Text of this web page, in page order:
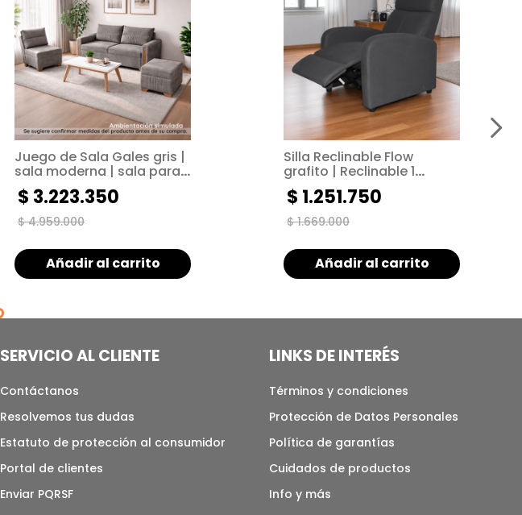
Juego de Sala Gales gris |
sala moderna | sala para
espacios pequeños
$ 4.959.000
$ 3.223.350
Añadir al carrito
Silla Reclinable Flow
grafito | Reclinable 1
puesto | Sistema Push arm
$ 1.669.000
$ 1.251.750
Añadir al carrito
SERVICIO AL CLIENTE
Contáctanos
Resolvemos tus dudas
Estatuto de protección al consumidor
Portal de clientes
Enviar PQRSF
LINKS DE INTERÉS
Términos y condiciones
Protección de Datos Personales
Política de garantías
Cuidados de productos
Info y más